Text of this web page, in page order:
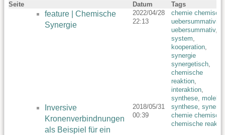
Seite Datum Tags
feature | Chemische
Synergie
2022/04/28
22:13
chemie chemisch
uebersummativ,
system,
kooperation,
synergie
synergetisch,
chemische
reaktion,
interaktion,
synthese,
Inversive
Kronenverbindnungen
als Beispiel für ein
2018/05/31
00:39
synthese,
chemie chemisch
chemische